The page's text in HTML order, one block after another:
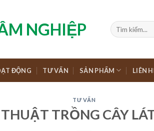
ĐỘNG TƯ VẤN SẢN PHẨM LIÊN
TƯ VẤN
TRỒNG CÂY